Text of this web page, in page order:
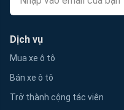
Dịch vụ
Mua xe ô tô
Bán xe ô tô
Trở thành cộng tác viên